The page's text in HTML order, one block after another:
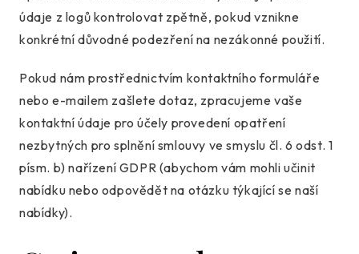
údaje z logů kontrolovat zpětně, pokud vznikne
konkrétní důvodné podezření na nezákonné použití.
Pokud nám prostřednictvím kontaktního formuláře
nebo e-mailem zašlete dotaz, zpracujeme vaše
kontaktní údaje pro účely provedení opatření
nezbytných pro splnění smlouvy ve smyslu čl. 6 odst. 1
písm. b) nařízení GDPR (abychom vám mohli učinit
nabídku nebo odpovědět na otázku týkající se naší
nabídky).